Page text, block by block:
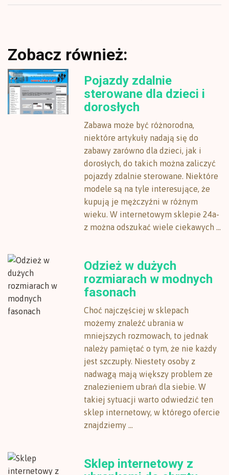
Zobacz również:
Pojazdy zdalnie
sterowane dla dzieci i
dorosłych
Zabawa może być różnorodna,
niektóre artykuły nadają się do
zabawy zarówno dla dzieci, jak i
dorosłych, do takich można zaliczyć
pojazdy zdalnie sterowane. Niektóre
modele są na tyle interesujące, że
kupują je mężczyźni w różnym
wieku. W internetowym sklepie 24a-
z można odszukać wiele ciekawych ...
Odzież w dużych
rozmiarach w modnych
fasonach
Choć najczęściej w sklepach
możemy znaleźć ubrania w
mniejszych rozmowach, to jednak
należy pamiętać o tym, że nie każdy
jest szczupły. Niestety osoby z
nadwagą mają większy problem ze
znalezieniem ubrań dla siebie. W
takiej sytuacji warto odwiedzić ten
sklep internetowy, w którego ofercie
znajdziemy ...
Sklep internetowy z